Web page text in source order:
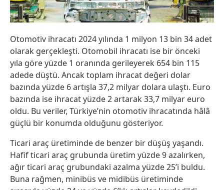
Otomotiv ihracatı 2024 yılında 1 milyon 13 bin 34 adet
olarak gerçekleşti. Otomobil ihracatı ise bir önceki
yıla göre yüzde 1 oranında gerileyerek 654 bin 115
adede düştü. Ancak toplam ihracat değeri dolar
bazında yüzde 6 artışla 37,2 milyar dolara ulaştı. Euro
bazında ise ihracat yüzde 2 artarak 33,7 milyar euro
oldu. Bu veriler, Türkiye’nin otomotiv ihracatında hâlâ
güçlü bir konumda olduğunu gösteriyor.
Ticari araç üretiminde de benzer bir düşüş yaşandı.
Hafif ticari araç grubunda üretim yüzde 9 azalırken,
ağır ticari araç grubundaki azalma yüzde 25’i buldu.
Buna rağmen, minibüs ve midibüs üretiminde